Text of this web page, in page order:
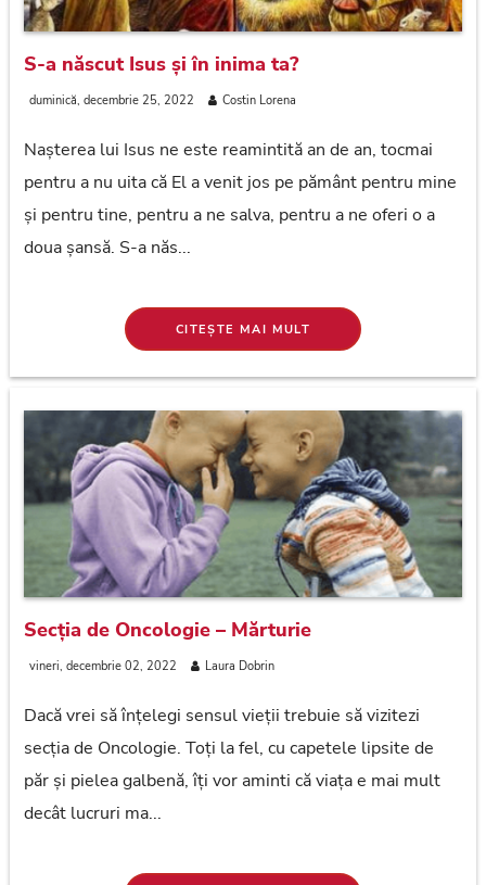
S-a născut Isus și în inima ta?
duminică, decembrie 25, 2022 Costin Lorena
Nașterea lui Isus ne este reamintită an de an, tocmai
pentru a nu uita că El a venit jos pe pământ pentru mine
și pentru tine, pentru a ne salva, pentru a ne oferi o a
doua șansă. S-a năs...
CITEȘTE MAI MULT
Secția de Oncologie – Mărturie
vineri, decembrie 02, 2022 Laura Dobrin
Dacă vrei să înțelegi sensul vieții trebuie să vizitezi
secția de Oncologie. Toți la fel, cu capetele lipsite de
păr și pielea galbenă, îți vor aminti că viața e mai mult
decât lucruri ma...